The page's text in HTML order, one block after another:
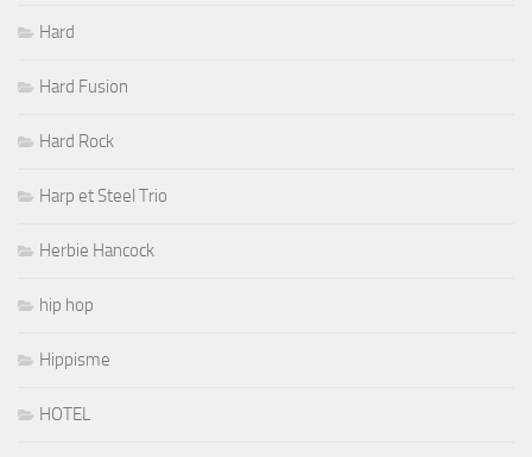
Hard
Hard Fusion
Hard Rock
Harp et Steel Trio
Herbie Hancock
hip hop
Hippisme
HOTEL